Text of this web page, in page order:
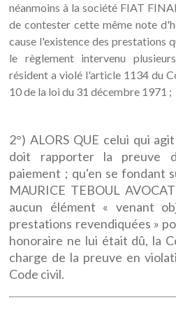
néanmoins à la société FIAT
de contester cette même note
cause l'existence des prestations
le règlement intervenu
résident a violé l'article 1134 du
10 de la loi du 31 décembre 1971 ;
2°) ALORS QUE celui qui
doit rapporter la preuve
paiement ; qu'en se fondant
MAURICE TEBOUL
aucun élément « venant
prestations revendiquées »
honoraire ne lui était dû, la
charge de la preuve en
Code civil.